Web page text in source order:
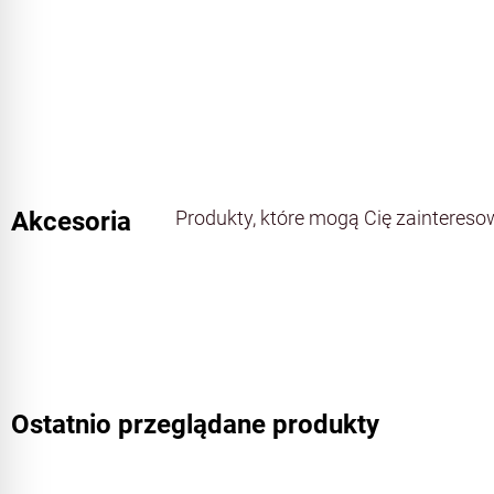
Akcesoria Produkty, które mogą Cię
Ostatnio przeglądane produkty